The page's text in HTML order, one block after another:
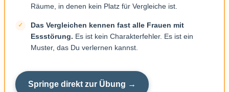
Räume, in denen kein Platz für Vergleiche ist.
Das Vergleichen kennen fast alle Frauen mit
Essstörung. Es ist kein Charakterfehler. Es ist ein
Muster, das Du verlernen kannst.
Springe direkt zur Übung →